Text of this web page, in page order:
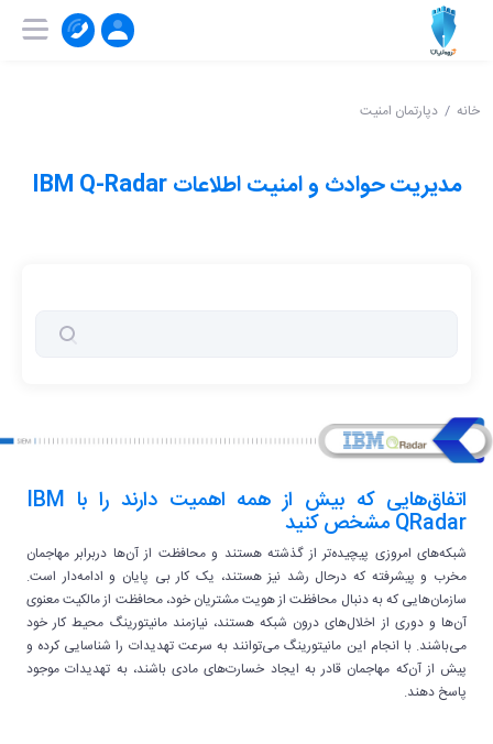
ثبت‌ نام | ورود
خانه دپارتمان امنیت
مدیریت حوادث و امنیت اطلاعات IBM Q-Radar
اتفاق‌هایی که بیش از همه اهمیت دارند را با IBM
QRadar مشخص کنید
شبکه‌های امروزی پیچیده‌تر از گذشته هستند و محافظت از آن‌ها دربرابر مهاجمان
مخرب و پیشرفته که درحال رشد نیز هستند، یک کار بی پایان و ادامه‌دار است.
سازمان‌هایی که به دنبال محافظت از هویت مشتریان خود، محافظت از مالکیت معنوی
آن‌ها و دوری از اخلال‌های درون شبکه هستند، نیازمند مانیتورینگ محیط کار خود
می‌باشند. با انجام این مانیتورینگ می‌توانند به سرعت تهدیدات را شناسایی کرده و
پیش از آن‌که مهاجمان قادر به ایجاد خسارت‌های مادی باشند، به تهدیدات موجود
پاسخ دهند.